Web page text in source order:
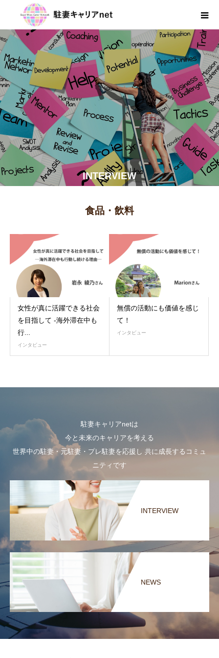
INTERVIEW
食品・飲料
女性が真に活躍できる社会
を目指して -海外滞在中も
行...
インタビュー
無償の活動にも価値を感じ
て！
インタビュー
駐妻キャリアnetは
今と未来のキャリアを考える
世界中の駐妻・元駐妻・プレ駐妻を応援し 共に成長するコミュ
ニティです
INTERVIEW
NEWS